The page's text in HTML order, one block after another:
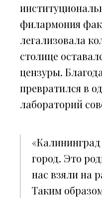
филармония
легализовала
столице
цензуры.
превратился в
лабораторий
город. Это
нас взяли на
Таким